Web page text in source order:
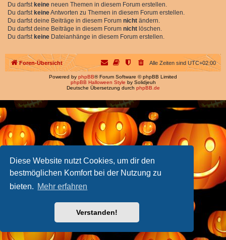
Diese Website nutzt Cookies, um dir den
bestmöglichen Komfort bei der Nutzung zu
bieten. Mehr erfahren
Verstanden!
Du darfst keine neuen Themen in diesem Forum erstellen.
Du darfst keineAntworten zu Themen in diesem Forum erstellen.
Du darfst deine Beiträge in diesem Forum nicht ändern.
Du darfst deine Beiträge in diesem Forum nicht löschen.
Du darfst keine Dateianhänge in diesem Forum erstellen.
Foren-Übersicht Alle Zeiten sind UTC+02:00
Powered by phpBB® Forum Software © phpBB Limited
phpBB Halloween Style by Solidjeuh
Deutsche Übersetzung durch phpBB.de